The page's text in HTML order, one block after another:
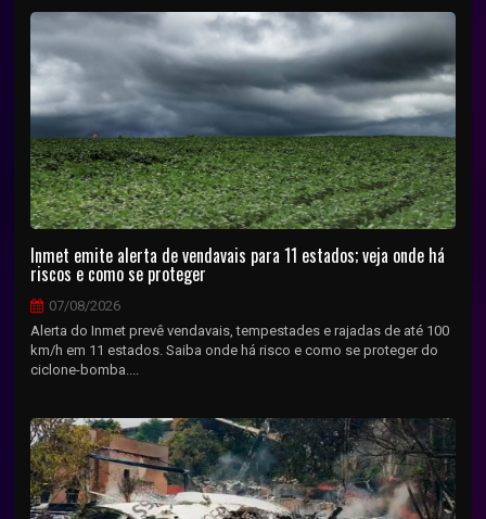
Inmet emite alerta de vendavais para 11 estados; veja onde há
riscos e como se proteger
07/08/2026
Alerta do Inmet prevê vendavais, tempestades e rajadas de até 100
km/h em 11 estados. Saiba onde há risco e como se proteger do
ciclone-bomba....